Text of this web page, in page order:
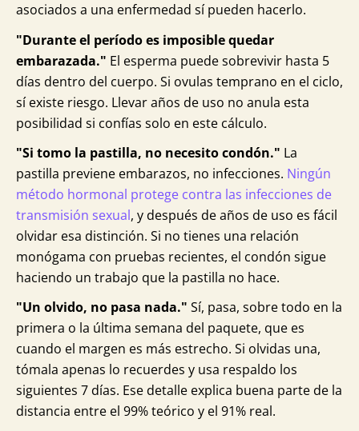
asociados a una enfermedad sí pueden hacerlo.
"Durante el período es imposible quedar
embarazada." El esperma puede sobrevivir hasta 5
días dentro del cuerpo. Si ovulas temprano en el ciclo,
sí existe riesgo. Llevar años de uso no anula esta
posibilidad si confías solo en este cálculo.
"Si tomo la pastilla, no necesito condón." La
pastilla previene embarazos, no infecciones. Ningún
método hormonal protege contra las infecciones de
transmisión sexual, y después de años de uso es fácil
olvidar esa distinción. Si no tienes una relación
monógama con pruebas recientes, el condón sigue
haciendo un trabajo que la pastilla no hace.
"Un olvido, no pasa nada." Sí, pasa, sobre todo en la
primera o la última semana del paquete, que es
cuando el margen es más estrecho. Si olvidas una,
tómala apenas lo recuerdes y usa respaldo los
siguientes 7 días. Ese detalle explica buena parte de la
distancia entre el 99% teórico y el 91% real.